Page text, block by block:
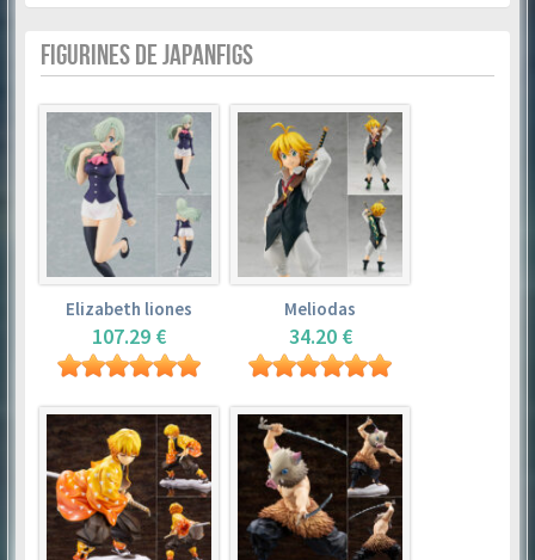
FIGURINES DE JAPANFIGS
Elizabeth liones
107.29 €
Meliodas
34.20 €